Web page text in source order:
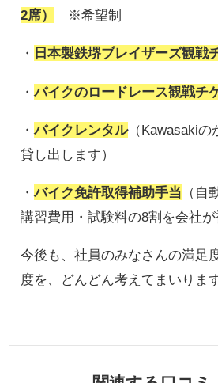
2席）
※希望制
・ 日本製鉄堺ブレイザーズ観戦
・バイクのロードレース観戦チ
・バイクレンタル（Kawasakiの
貸し出します）
・バイク免許取得補助手当 （自
講習費用・試験料の8割を会社が
今後も、社員のみなさんの満足
度を、どんどん考えてまいります